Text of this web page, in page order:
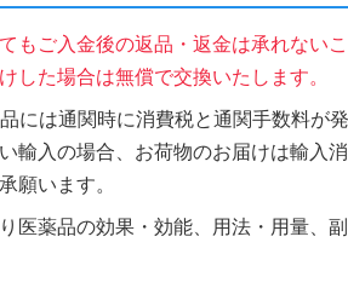
もご入金後の返品・返金は承れない
した場合は無償で交換いたします。
には通関時に消費税と通関手数料
輸入の場合、お荷物のお届けは輸入
願います。
医薬品の効果・効能、用法・用量、